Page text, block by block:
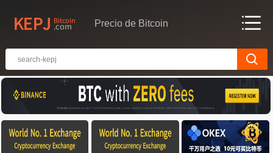
Precio de Bitcoin